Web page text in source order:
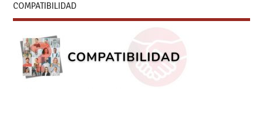
COMPATIBILIDAD